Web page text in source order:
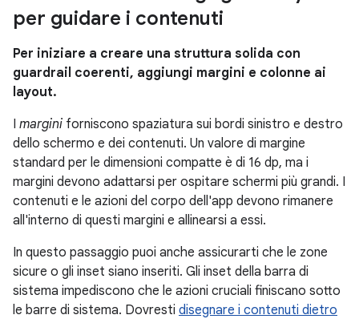
per guidare i contenuti
Per iniziare a creare una struttura solida con
guardrail coerenti, aggiungi margini e colonne ai
layout.
I margini forniscono spaziatura sui bordi sinistro e destro
dello schermo e dei contenuti. Un valore di margine
standard per le dimensioni compatte è di 16 dp, ma i
margini devono adattarsi per ospitare schermi più grandi. I
contenuti e le azioni del corpo dell'app devono rimanere
all'interno di questi margini e allinearsi a essi.
In questo passaggio puoi anche assicurarti che le zone
sicure o gli inset siano inseriti. Gli inset della barra di
sistema impediscono che le azioni cruciali finiscano sotto
le barre di sistema. Dovresti disegnare i contenuti dietro